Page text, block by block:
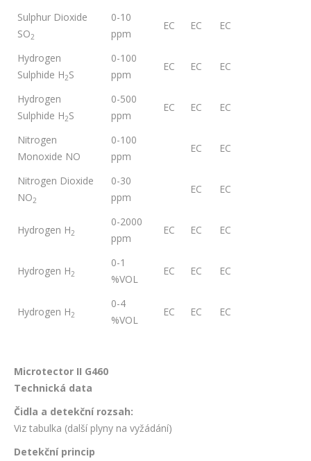
Sulphur Dioxide
SO2
0-10
ppm
EC EC EC
Hydrogen
Sulphide H2S
0-100
ppm
EC EC EC
Hydrogen
Sulphide H2S
0-500
ppm
EC EC EC
Nitrogen
Monoxide NO
0-100
ppm
EC EC
Nitrogen Dioxide
NO2
0-30
ppm
EC EC
Hydrogen H2
0-2000
ppm
EC EC EC
Hydrogen H2
0-1
%VOL
EC EC EC
Hydrogen H2
0-4
%VOL
EC EC EC
Microtector II G460
Technická data
Čidla a detekční rozsah:
Viz tabulka (další plyny na vyžádání)
Detekční princip